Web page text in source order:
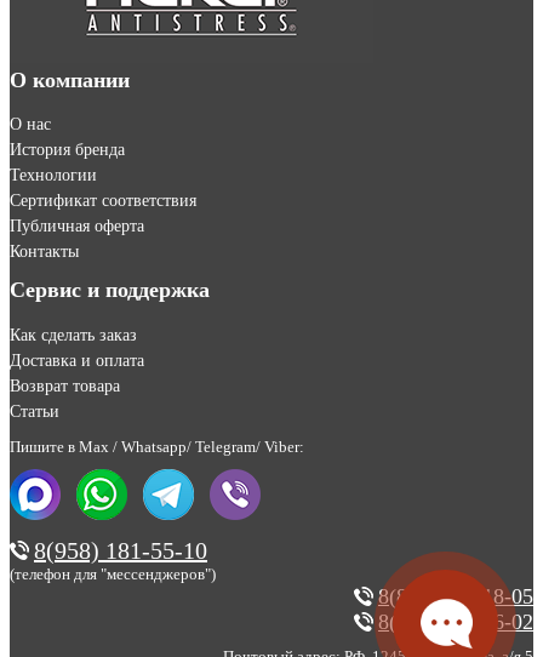
О компании
О нас
История бренда
Технологии
Сертификат соответствия
Публичная оферта
Контакты
Сервис и поддержка
Как сделать заказ
Доставка и оплата
Возврат товара
Статьи
Пишите в Max / Whatsapp/ Telegram/ Viber:
8(958) 181-55-10
(телефон для "мессенджеров")
8(800) 200-18-05
8(495) 123-46-02